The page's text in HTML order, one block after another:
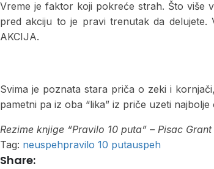
Vreme je faktor koji pokreće strah. Što više
pred akciju to je pravi trenutak da delujete.
AKCIJA.
Svima je poznata stara priča o zeki i
pametni pa iz oba “lika” iz priče uzeti
Rezime knjige “Pravilo 10 puta” – Pisac
Tag: neuspehpravilo 10 putauspeh
Share: